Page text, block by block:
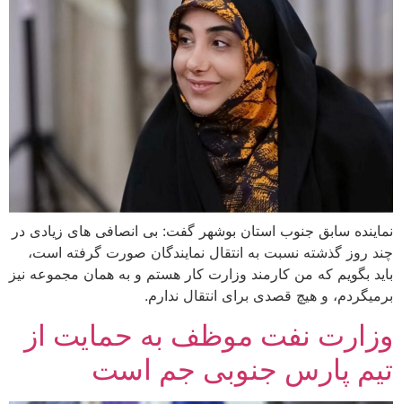
نماینده سابق جنوب استان بوشهر گفت: بی انصافی های زیادی در
چند روز گذشته نسبت به انتقال نمایندگان صورت گرفته است،
باید بگویم که من کارمند وزارت کار هستم و به همان مجموعه نیز
برمیگردم، و هیچ قصدی برای انتقال ندارم.
وزارت نفت موظف به حمایت از
تیم پارس جنوبی جم است